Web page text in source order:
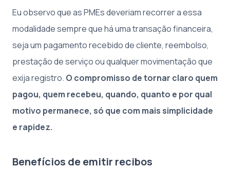
Eu observo que as PMEs deveriam recorrer a essa
modalidade sempre que há uma transação financeira,
seja um pagamento recebido de cliente, reembolso,
prestação de serviço ou qualquer movimentação que
exija registro. O compromisso de tornar claro quem
pagou, quem recebeu, quando, quanto e por qual
motivo permanece, só que com mais simplicidade
e rapidez.
Benefícios de emitir recibos